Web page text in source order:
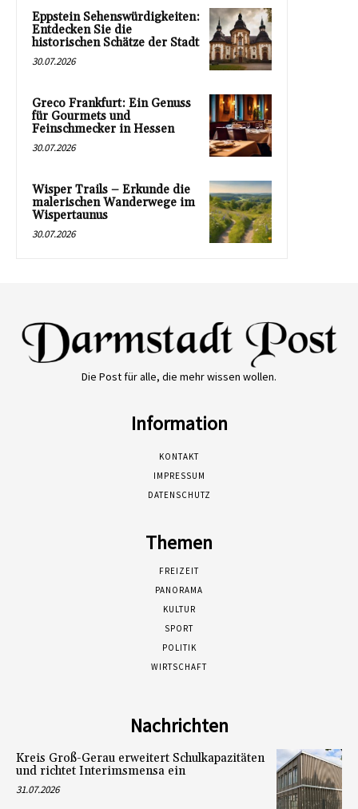
Eppstein Sehenswürdigkeiten:
Entdecken Sie die
historischen Schätze der Stadt
30.07.2026
Greco Frankfurt: Ein Genuss
für Gourmets und
Feinschmecker in Hessen
30.07.2026
Wisper Trails – Erkunde die
malerischen Wanderwege im
Wispertaunus
30.07.2026
Die Post für alle, die mehr wissen wollen.
Information
KONTAKT
IMPRESSUM
DATENSCHUTZ
Themen
FREIZEIT
PANORAMA
KULTUR
SPORT
POLITIK
WIRTSCHAFT
Nachrichten
Kreis Groß-Gerau erweitert Schulkapazitäten
und richtet Interimsmensa ein
31.07.2026